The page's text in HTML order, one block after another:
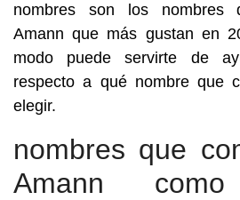
nombres son los nombres
Amann que más gustan en
modo puede servirte de
respecto a qué nombre que
elegir.
nombres que
Amann